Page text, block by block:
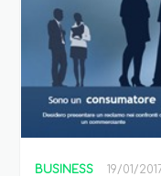
BUSINESS 19/01/